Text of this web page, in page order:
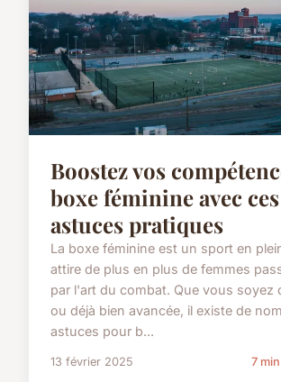
Boostez vos
boxe féminine avec ces
astuces pratiques
La boxe féminine est un sport en
attire de plus en plus de femmes
par l'art du combat. Que vous soyez
ou déjà bien avancée, il existe de
astuces pour b...
13 février 2025 7